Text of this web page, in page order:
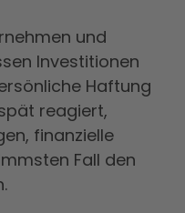
und
Investitionen
Haftung
reagiert,
finanzielle
Fall den